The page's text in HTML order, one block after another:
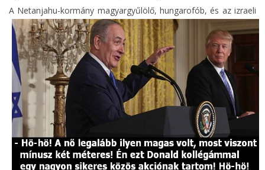
A Netanjahu-kormány magyargyűlölő, hungarofób, és az izraeli